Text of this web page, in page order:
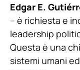
Edgar E.
– è richiesta e
leadership
Questa è una
sistemi umani